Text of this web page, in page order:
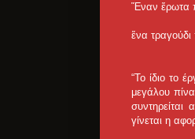
Ἕναν ἔρωτα
ἕνα
“Το ίδιο το
μεγάλου
γίνεται η